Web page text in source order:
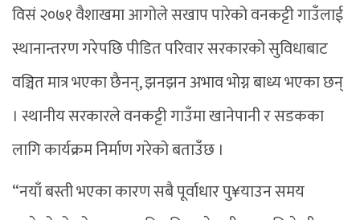
विसं २०७१ वैशाखमा आगोले सखाप पारेको वनकट्टी गाउँलाई
स्थानान्तरण गरेपछि पीडित परिवार सरकारको सुविधाबाट
वञ्चित मात्र भएका छैनन्, झनझन अभाव भोग्न बाध्य भएका छन्
। स्थानीय सरकारले वनकट्टी गाउँमा खानेपानी र सडकका
लागि कार्यक्रम निर्माण गरेको बताउँछ ।
“नयाँ बस्ती भएका कारण सबै पूर्वाधार पु¥याउन समय